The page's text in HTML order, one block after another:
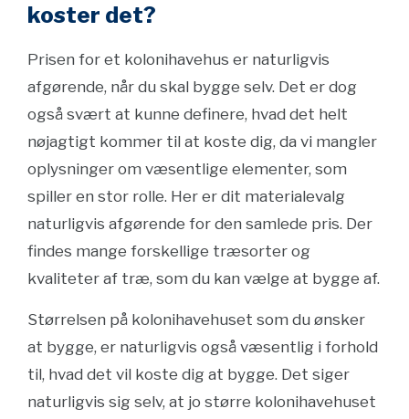
koster det?
Prisen for et kolonihavehus er naturligvis
afgørende, når du skal bygge selv. Det er dog
også svært at kunne definere, hvad det helt
nøjagtigt kommer til at koste dig, da vi mangler
oplysninger om væsentlige elementer, som
spiller en stor rolle. Her er dit materialevalg
naturligvis afgørende for den samlede pris. Der
findes mange forskellige træsorter og
kvaliteter af træ, som du kan vælge at bygge af.
Størrelsen på kolonihavehuset som du ønsker
at bygge, er naturligvis også væsentlig i forhold
til, hvad det vil koste dig at bygge. Det siger
naturligvis sig selv, at jo større kolonihavehuset